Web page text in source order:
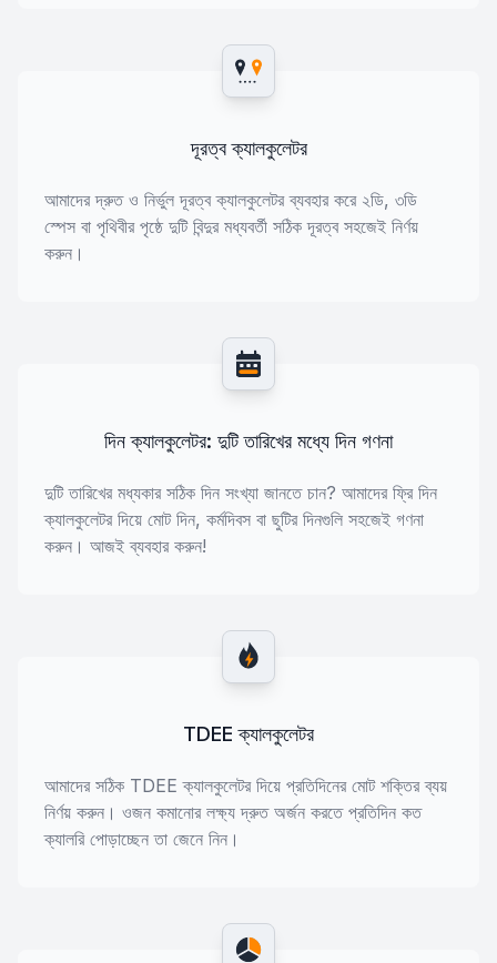
দূরত্ব ক্যালকুলেটর
আমাদের দ্রুত ও নির্ভুল দূরত্ব ক্যালকুলেটর ব্যবহার করে ২ডি, ৩ডি
স্পেস বা পৃথিবীর পৃষ্ঠে দুটি বিন্দুর মধ্যবর্তী সঠিক দূরত্ব সহজেই নির্ণয়
করুন।
দিন ক্যালকুলেটর: দুটি তারিখের মধ্যে দিন গণনা
দুটি তারিখের মধ্যকার সঠিক দিন সংখ্যা জানতে চান? আমাদের ফ্রি দিন
ক্যালকুলেটর দিয়ে মোট দিন, কর্মদিবস বা ছুটির দিনগুলি সহজেই গণনা
করুন। আজই ব্যবহার করুন!
TDEE ক্যালকুলেটর
আমাদের সঠিক TDEE ক্যালকুলেটর দিয়ে প্রতিদিনের মোট শক্তির ব্যয়
নির্ণয় করুন। ওজন কমানোর লক্ষ্য দ্রুত অর্জন করতে প্রতিদিন কত
ক্যালরি পোড়াচ্ছেন তা জেনে নিন।